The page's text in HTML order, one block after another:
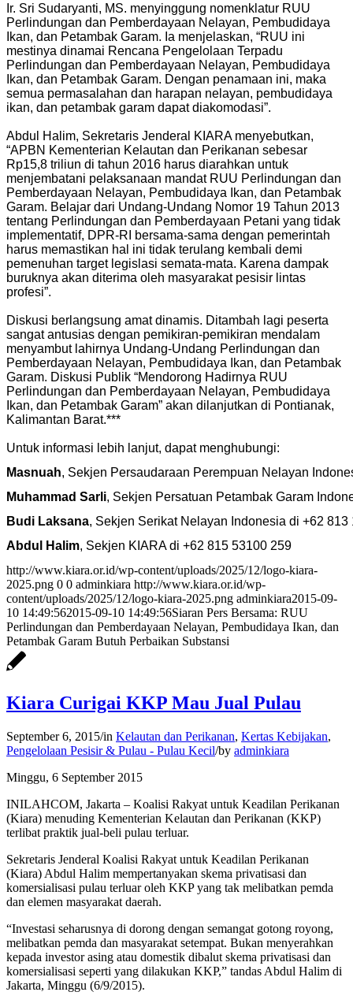
Ir. Sri Sudaryanti, MS. menyinggung nomenklatur RUU
Perlindungan dan Pemberdayaan Nelayan, Pembudidaya
Ikan, dan Petambak Garam. Ia menjelaskan, “RUU ini
mestinya dinamai Rencana Pengelolaan Terpadu
Perlindungan dan Pemberdayaan Nelayan, Pembudidaya
Ikan, dan Petambak Garam. Dengan penamaan ini, maka
semua permasalahan dan harapan nelayan, pembudidaya
ikan, dan petambak garam dapat diakomodasi”.
Abdul Halim, Sekretaris Jenderal KIARA menyebutkan,
“APBN Kementerian Kelautan dan Perikanan sebesar
Rp15,8 triliun di tahun 2016 harus diarahkan untuk
menjembatani pelaksanaan mandat RUU Perlindungan dan
Pemberdayaan Nelayan, Pembudidaya Ikan, dan Petambak
Garam. Belajar dari Undang-Undang Nomor 19 Tahun 2013
tentang Perlindungan dan Pemberdayaan Petani yang tidak
implementatif, DPR-RI bersama-sama dengan pemerintah
harus memastikan hal ini tidak terulang kembali demi
pemenuhan target legislasi semata-mata. Karena dampak
buruknya akan diterima oleh masyarakat pesisir lintas
profesi”.
Diskusi berlangsung amat dinamis. Ditambah lagi peserta
sangat antusias dengan pemikiran-pemikiran mendalam
menyambut lahirnya Undang-Undang Perlindungan dan
Pemberdayaan Nelayan, Pembudidaya Ikan, dan Petambak
Garam. Diskusi Publik “Mendorong Hadirnya RUU
Perlindungan dan Pemberdayaan Nelayan, Pembudidaya
Ikan, dan Petambak Garam” akan dilanjutkan di Pontianak,
Kalimantan Barat.***
Untuk informasi lebih lanjut, dapat menghubungi:
Masnuah, Sekjen Persaudaraan Perempuan Nelayan
Muhammad Sarli, Sekjen Persatuan Petambak Garam
Budi Laksana, Sekjen Serikat Nelayan Indonesia di +62 813
Abdul Halim, Sekjen KIARA di +62 815 53100 259
http://www.kiara.or.id/wp-content/uploads/2025/12/logo-kiara-
2025.png 0 0 adminkiara http://www.kiara.or.id/wp-
content/uploads/2025/12/logo-kiara-2025.png adminkiara2015-09-
10 14:49:562015-09-10 14:49:56Siaran Pers Bersama: RUU
Perlindungan dan Pemberdayaan Nelayan, Pembudidaya Ikan, dan
Petambak Garam Butuh Perbaikan Substansi
Kiara Curigai KKP Mau Jual Pulau
September 6, 2015/in Kelautan dan Perikanan, Kertas Kebijakan,
Pengelolaan Pesisir & Pulau - Pulau Kecil/by adminkiara
Minggu, 6 September 2015
INILAHCOM, Jakarta – Koalisi Rakyat untuk Keadilan Perikanan
(Kiara) menuding Kementerian Kelautan dan Perikanan (KKP)
terlibat praktik jual-beli pulau terluar.
Sekretaris Jenderal Koalisi Rakyat untuk Keadilan Perikanan
(Kiara) Abdul Halim mempertanyakan skema privatisasi dan
komersialisasi pulau terluar oleh KKP yang tak melibatkan pemda
dan elemen masyarakat daerah.
“Investasi seharusnya di dorong dengan semangat gotong royong,
melibatkan pemda dan masyarakat setempat. Bukan menyerahkan
kepada investor asing atau domestik dibalut skema privatisasi dan
komersialisasi seperti yang dilakukan KKP,” tandas Abdul Halim di
Jakarta, Minggu (6/9/2015).